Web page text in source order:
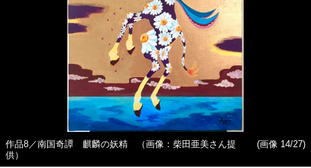
作品8／南国奇譚 麒麟の妖精 （画像：柴田亜美さん提
供）
(画像 14/27)